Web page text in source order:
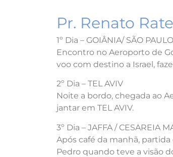
Pr. Renato
1º Dia – GOIÂNIA/ SÃO
Encontro no Aeroporto de
voo com destino a Israel,
2º Dia – TEL AVIV
Noite a bordo, chegada ao
jantar em TEL AVIV.
3º Dia – JAFFA / CESAREIA
Após café da manhã,
Pedro quando teve a visão